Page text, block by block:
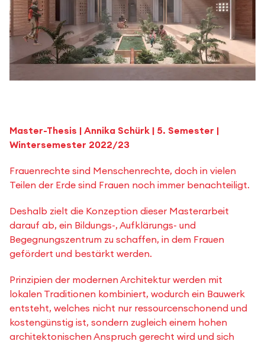
Master-Thesis | Annika Schürk | 5. Semester |
Wintersemester 2022/23
Frauenrechte sind Menschenrechte, doch in vielen
Teilen der Erde sind Frauen noch immer benachteiligt.
Deshalb zielt die Konzeption dieser Masterarbeit
darauf ab, ein Bildungs-, Aufklärungs- und
Begegnungszentrum zu schaffen, in dem Frauen
gefördert und bestärkt werden.
Prinzipien der modernen Architektur werden mit
lokalen Traditionen kombiniert, wodurch ein Bauwerk
entsteht, welches nicht nur ressourcenschonend und
kostengünstig ist, sondern zugleich einem hohen
architektonischen Anspruch gerecht wird und sich